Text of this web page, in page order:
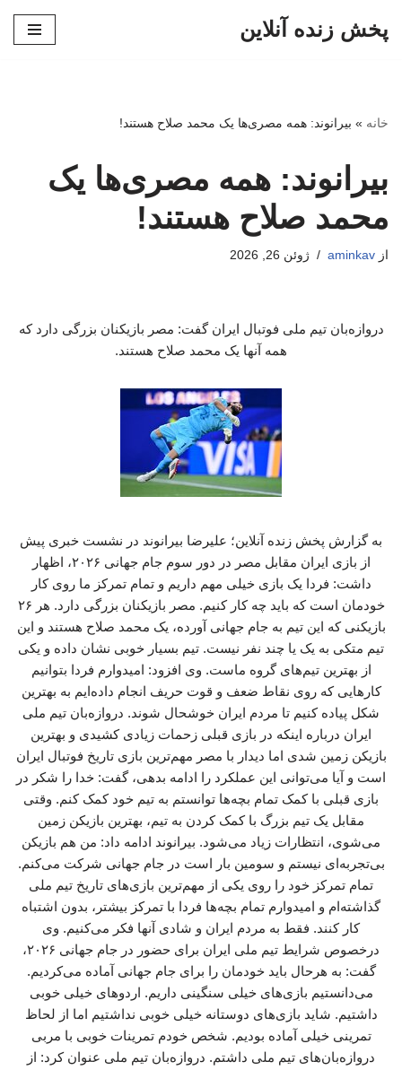
پخش زنده آنلاین
خانه » بیرانوند: همه مصری‌ها یک محمد صلاح هستند!
بیرانوند: همه مصری‌ها یک
محمد صلاح هستند!
از aminkav ژوئن 26, 2026
دروازه‌بان تیم ملی فوتبال ایران گفت: مصر بازیکنان بزرگی دارد که
همه آنها یک محمد صلاح هستند.
به گزارش پخش زنده آنلاین؛ علیرضا بیرانوند در نشست خبری پیش
از بازی ایران مقابل مصر در دور سوم جام جهانی ۲۰۲۶، اظهار
داشت: فردا یک بازی خیلی مهم داریم و تمام تمرکز ما روی کار
خودمان است که باید چه کار کنیم. مصر بازیکنان بزرگی دارد. هر ۲۶
بازیکنی که این تیم به جام جهانی آورده، یک محمد صلاح هستند و این
تیم متکی به یک یا چند نفر نیست. تیم بسیار خوبی نشان داده و یکی
از بهترین تیم‌های گروه ماست‌. وی افزود: امیدوارم فردا بتوانیم
کارهایی که روی نقاط ضعف و قوت حریف انجام داده‌ایم به بهترین
شکل پیاده کنیم تا مردم ایران خوشحال شوند. دروازه‌بان‌ تیم ملی
ایران درباره اینکه در بازی قبلی زحمات زیادی کشیدی و بهترین
بازیکن زمین شدی اما دیدار با مصر مهم‌ترین بازی تاریخ فوتبال ایران
است و آیا می‌توانی این عملکرد را ادامه بدهی، گفت: خدا را شکر در
بازی قبلی با کمک تمام بچه‌ها توانستم به تیم خود کمک کنم. وقتی
مقابل یک تیم بزرگ با کمک کردن به تیم‌، بهترین بازیکن زمین
می‌شوی، انتظارات زیاد می‌شود. بیرانوند ادامه داد: من هم بازیکن
بی‌تجربه‌ای نیستم و سومین بار است در جام جهانی شرکت می‌کنم‌.
تمام تمرکز خود را روی یکی از مهم‌ترین بازی‌های تاریخ تیم ملی
گذاشته‌ام و امیدوارم تمام بچه‌ها فردا با تمرکز بیشتر، بدون اشتباه
کار کنند. فقط به مردم ایران و شادی آنها فکر می‌کنیم. وی
درخصوص شرایط تیم ملی ایران برای حضور در جام جهانی ۲۰۲۶،
گفت: به هرحال باید خودمان را برای جام جهانی آماده می‌کردیم‌.
می‌دانستیم بازی‌های خیلی سنگینی داریم. اردوهای خیلی خوبی
داشتیم. شاید بازی‌های دوستانه خیلی خوبی نداشتیم اما از لحاظ
تمرینی خیلی آماده بودیم. شخص خودم تمرینات خوبی با مربی
دروازه‌بان‌های تیم ملی داشتم. دروازه‌بان تیم ملی عنوان کرد: از